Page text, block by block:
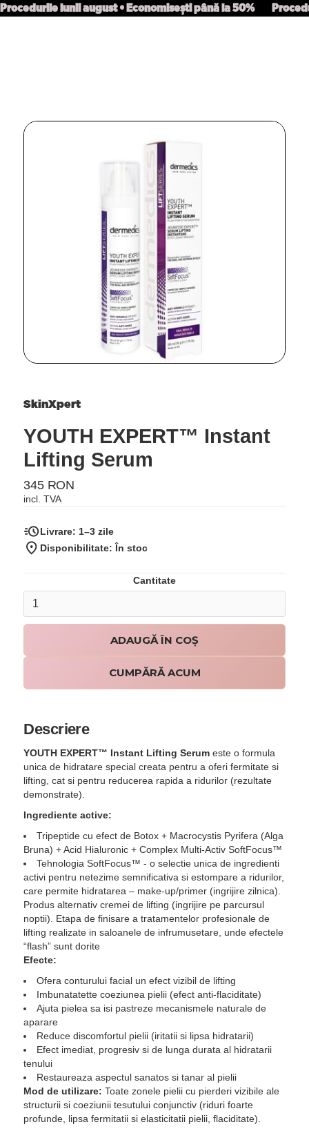
Procedurile lunii august • Economisești până la 50%
SkinXpert
YOUTH EXPERT™ Instant
Lifting Serum
345 RON
incl. TVA
Livrare: 1–3 zile
Disponibilitate: În stoc
Cantitate
CUMPĂRĂ ACUM
Descriere
YOUTH EXPERT™ Instant Lifting Serum este o formula
unica de hidratare special creata pentru a oferi fermitate si
lifting, cat si pentru reducerea rapida a ridurilor (rezultate
demonstrate).
Ingrediente active:
Tripeptide cu efect de Botox + Macrocystis Pyrifera (Alga
Bruna) + Acid Hialuronic + Complex Multi-Activ SoftFocus™
Tehnologia SoftFocus™ - o selectie unica de ingredienti
activi pentru netezime semnificativa si estompare a ridurilor,
care permite hidratarea – make-up/primer (ingrijire zilnica).
Produs alternativ cremei de lifting (ingrijire pe parcursul
noptii). Etapa de finisare a tratamentelor profesionale de
lifting realizate in saloanele de infrumusetare, unde efectele
“flash” sunt dorite
Efecte:
Ofera conturului facial un efect vizibil de lifting
Imbunatatette coeziunea pielii (efect anti-flaciditate)
Ajuta pielea sa isi pastreze mecanismele naturale de
aparare
Reduce discomfortul pielii (iritatii si lipsa hidratarii)
Efect imediat, progresiv si de lunga durata al hidratarii
tenului
Restaureaza aspectul sanatos si tanar al pielii
Mod de utilizare:Toate zonele pielii cu pierderi vizibile ale
structurii si coeziunii tesutului conjunctiv (riduri foarte
profunde, lipsa fermitatii si elasticitatii pielii, flaciditate).